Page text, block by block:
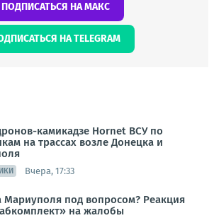
ПОДПИСАТЬСЯ НА МАКС
НА TELEGRAM
камикадзе Hornet ВСУ по
на трассах возле Донецка и
Вчера, 17:33
Мариуполя под вопросом? Реакция
на жалобы